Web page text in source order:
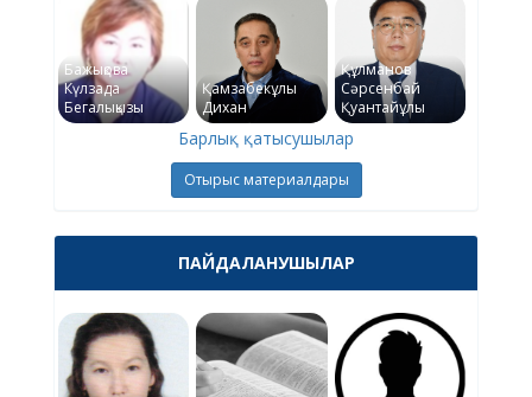
Бажықова
Күлзада
Бегалықызы
Қамзабекұлы
Дихан
Құлманов
Сәрсенбай
Қуантайұлы
Барлық қатысушылар
Отырыс материалдары
ПАЙДАЛАНУШЫЛАР